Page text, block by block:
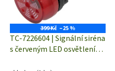
399 Kč –25 %
TC-7226604 | Signální siréna
s červeným LED osvětlením